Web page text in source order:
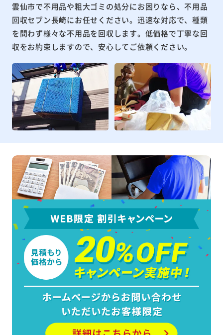
雲仙市で不用品や粗大ゴミの処分にお困りなら、不用品
回収セブン長崎にお任せください。迅速な対応で、種類
を問わず様々な不用品を回収します。低価格で丁寧な回
収をお約束しますので、安心してご依頼ください。